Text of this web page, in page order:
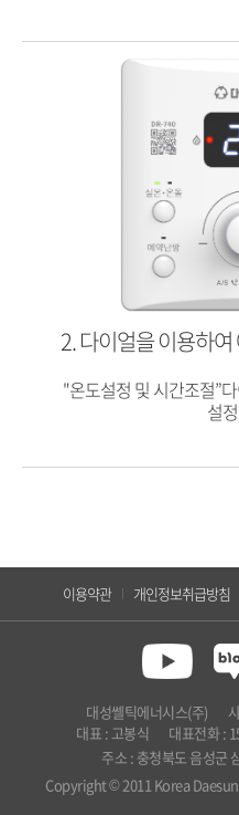
2. 다이얼을 이용하
"온도설정 및 시간조절”
설
온수온
1. '온수전용'
전원
1. 온도조절기의 '
이용약관 개인정보취급방침
대성쎌틱에너시스(주)
대표 : 고봉식
대표전화 :
주소 : 충청북도 음성군
Copyright © 2011 Korea